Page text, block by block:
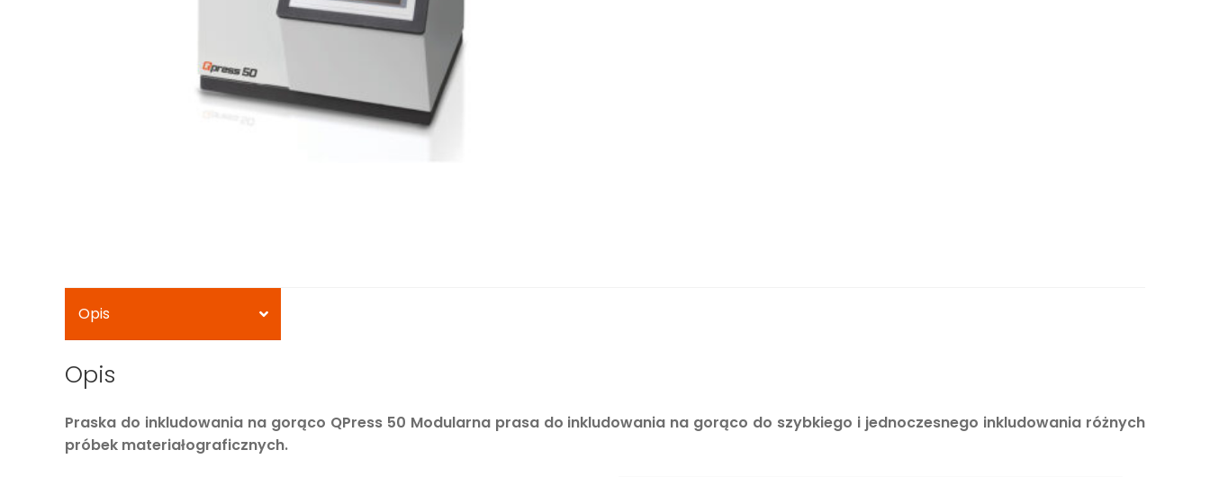
Opis
Opis
Praska do inkludowania na gorąco QPress 50 Modularna prasa do inkludowania na gorąco do szybkiego i jednoczesnego inkludowania różnych
próbek materiałograficznych.